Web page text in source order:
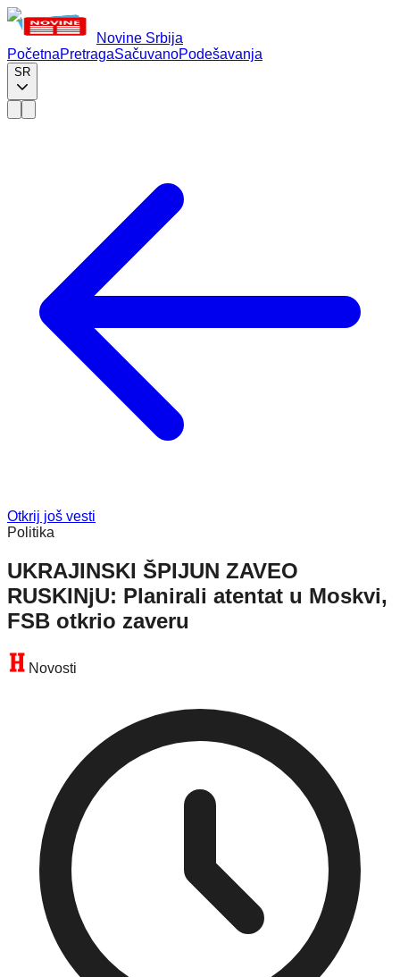
Novine Srbija
PočetnaPretragaSačuvanoPodešavanja
SR
Otkrij još vesti
Politika
UKRAJINSKI ŠPIJUN ZAVEO
RUSKINjU: Planirali atentat u Moskvi,
FSB otkrio zaveru
Novosti